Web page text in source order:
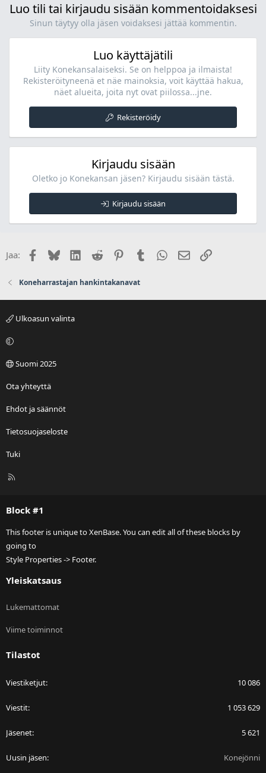
Luo tili tai kirjaudu sisään kommentoidaksesi
Sinun täytyy olla jäsen voidaksesi jättää kommentin.
Luo käyttäjätili
Liity Konekansalaiseksi. Se on helppoa ja ilmaista!
Rekisteröityneenä et näe mainoksia, voit käyttää hakua,
näet alueita, joita nyt ovat piilossa...jne.
Rekisteröidy
Kirjaudu sisään
Oletko jo Konekansan jäsen? Kirjaudu sisään tästä.
Kirjaudu sisään
Jaa: Facebook
BlueskyLinkedIn
Reddit PinterestTumblr WhatsApp
Sähköposti
Linkki
Koneharrastajan hankintakanavat
Ulkoasun valinta
Suomi 2025
Ota yhteyttä
Ehdot ja säännöt
Tietosuojaseloste
Tuki
R
Block #1
This footer is unique to XenBase. You can edit all of these blocks by
going to
Style Properties -> Footer.
Yleiskatsaus
Lukemattomat
Viime toiminnot
Tilastot
Viestiketjut 10 086
Viestit 1 053 629
Jäsenet 5 621
Uusin jäsen Konejönni